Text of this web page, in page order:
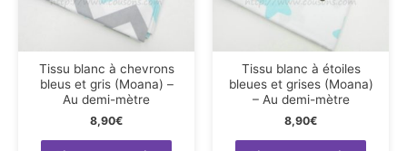
Tissu blanc à chevrons
bleus et gris (Moana) –
Au demi-mètre
8,90€
Tissu blanc à étoiles
bleues et grises (Moana)
– Au demi-mètre
8,90€